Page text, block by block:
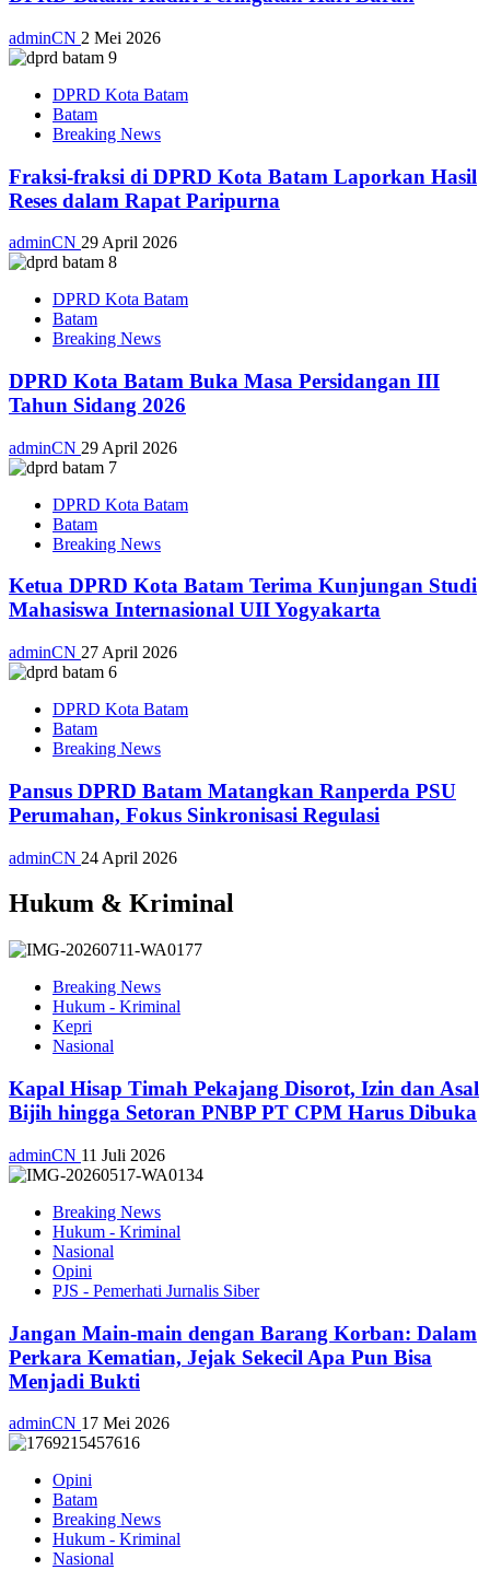
adminCN 2 Mei 2026
DPRD Kota Batam
Batam
Breaking News
Fraksi-fraksi di DPRD Kota Batam Laporkan Hasil
Reses dalam Rapat Paripurna
adminCN 29 April 2026
DPRD Kota Batam
Batam
Breaking News
DPRD Kota Batam Buka Masa Persidangan III
Tahun Sidang 2026
adminCN 29 April 2026
DPRD Kota Batam
Batam
Breaking News
Ketua DPRD Kota Batam Terima Kunjungan Studi
Mahasiswa Internasional UII Yogyakarta
adminCN 27 April 2026
DPRD Kota Batam
Batam
Breaking News
Pansus DPRD Batam Matangkan Ranperda PSU
Perumahan, Fokus Sinkronisasi Regulasi
adminCN 24 April 2026
Hukum & Kriminal
Breaking News
Hukum - Kriminal
Kepri
Nasional
Kapal Hisap Timah Pekajang Disorot, Izin dan Asal
Bijih hingga Setoran PNBP PT CPM Harus Dibuka
adminCN 11 Juli 2026
Breaking News
Hukum - Kriminal
Nasional
Opini
PJS - Pemerhati Jurnalis Siber
Jangan Main-main dengan Barang Korban: Dalam
Perkara Kematian, Jejak Sekecil Apa Pun Bisa
Menjadi Bukti
adminCN 17 Mei 2026
Opini
Batam
Breaking News
Hukum - Kriminal
Nasional